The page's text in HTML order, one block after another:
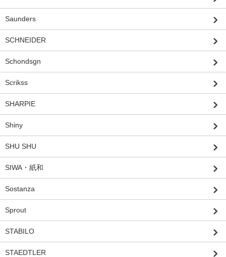
Saunders
SCHNEIDER
Schondsgn
Scrikss
SHARPIE
Shiny
SHU SHU
SIWA・紙和
Sostanza
Sprout
STABILO
STAEDTLER